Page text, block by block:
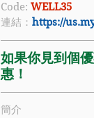
Code: WELL35
連結： https://
如果你見到個
惠！
簡介